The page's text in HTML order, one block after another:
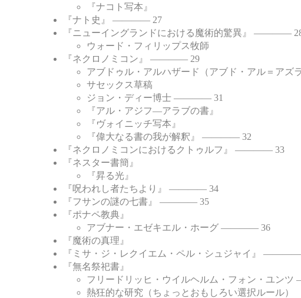
『ナコト写本』
『ナト史』 ―――― 27
『ニューイングランドにおける魔術的驚異』 ――――
ウォード・フィリップス牧師
『ネクロノミコン』 ―――― 29
アブドゥル・アルハザード（アブド・アル＝ア
サセックス草稿
ジョン・ディー博士 ―――― 31
『アル・アジフ―アラブの書』
『ヴォイニッチ写本』
『偉大なる書の我が解釈』 ―――― 32
『ネクロノミコンにおけるクトゥルフ』 ―――― 33
『ネスター書簡』
『昇る光』
『呪われし者たちより』 ―――― 34
『フサンの謎の七書』 ―――― 35
『ポナペ教典』
アブナー・エゼキエル・ホーグ ―――― 36
『魔術の真理』
『ミサ・ジ・レクイエム・ペル・シュジャイ』 ――――
『無名祭祀書』
フリードリッヒ・ウイルヘルム・フォン・ユン
熱狂的な研究（ちょっとおもしろい選択ルール）